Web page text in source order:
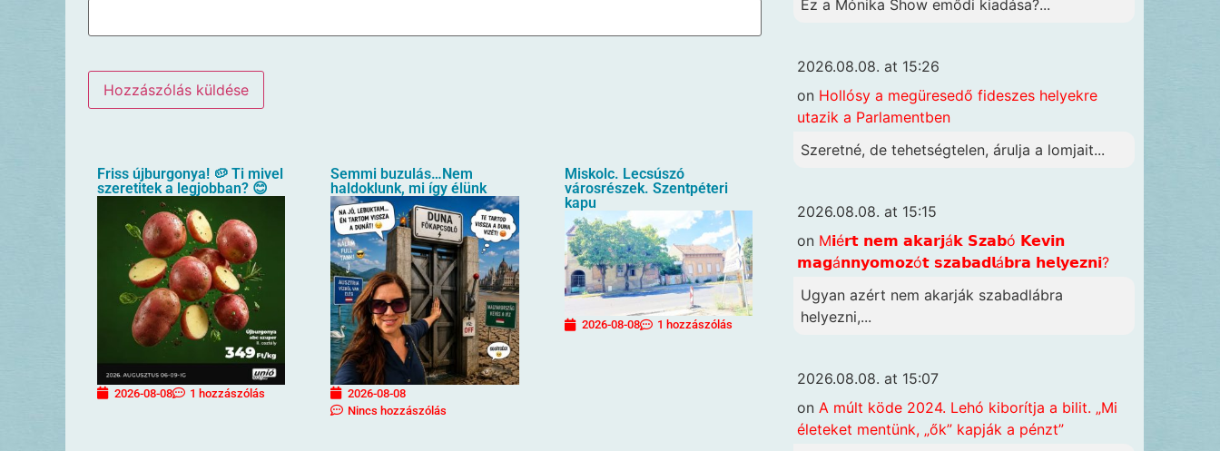
Friss újburgonya! 🥔 Ti mivel
szeretitek a legjobban? 😊
2026-08-08 1 hozzászólás
Semmi buzulás…Nem
haldoklunk, mi így élünk
2026-08-08
Nincs hozzászólás
Miskolc. Lecsúszó
városrészek. Szentpéteri
kapu
2026-08-08 1 hozzászólás
Ez a Mónika Show emődi kiadása?...
2026.08.08. at 15:26
on Hollósy a megüresedő fideszes helyekre
utazik a Parlamentben
Szeretné, de tehetségtelen, árulja a lomjait...
2026.08.08. at 15:15
on M𝗶é𝗿𝘁 𝗻𝗲𝗺 𝗮𝗸𝗮𝗿𝗷á𝗸 𝗦𝘇𝗮𝗯ó 𝗞𝗲𝘃𝗶𝗻
𝗺𝗮𝗴á𝗻𝗻𝘆𝗼𝗺𝗼𝘇ó𝘁 𝘀𝘇𝗮𝗯𝗮𝗱𝗹á𝗯𝗿𝗮 𝗵𝗲𝗹𝘆𝗲𝘇𝗻𝗶?
Ugyan azért nem akarják szabadlábra
helyezni,...
2026.08.08. at 15:07
on A múlt köde 2024. Lehó kiborítja a bilit. „Mi
életeket mentünk, „ők” kapják a pénzt”